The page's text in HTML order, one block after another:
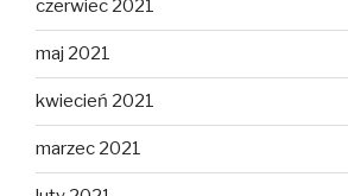
czerwiec 2021
maj 2021
kwiecień 2021
marzec 2021